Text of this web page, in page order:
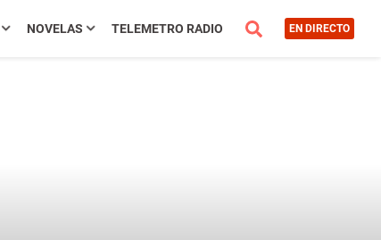
NOVELAS TELEMETRO RADIO EN DIRECTO